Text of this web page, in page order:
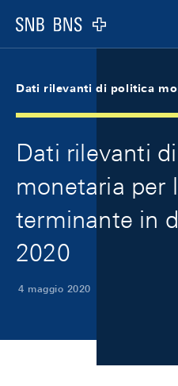
Logo
Dati rilevanti di politica
Dati rilevanti
monetaria per
terminante in
2020
4 maggio 2020